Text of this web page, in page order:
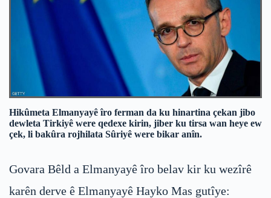
Hikûmeta Elmanyayê îro ferman da ku hinartina çekan jibo
dewleta Tirkiyê were qedexe kirin, jiber ku tirsa wan heye ew
çek, li bakûra rojhilata Sûriyê were bikar anîn.
Govara Bêld a Elmanyayê îro belav kir ku wezîrê
karên derve ê Elmanyayê Hayko Mas gutîye: